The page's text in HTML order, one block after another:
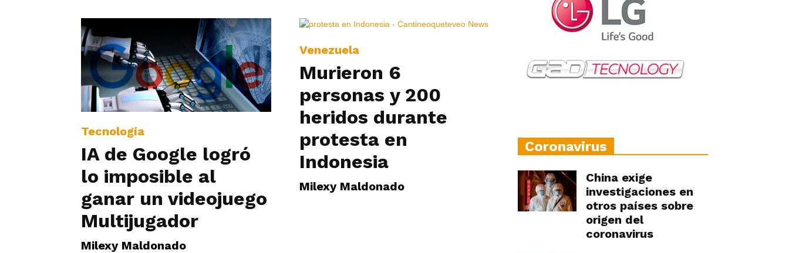
Tecnología
IA de Google logró
lo imposible al
ganar un videojuego
Multijugador
Milexy Maldonado
Venezuela
Murieron 6
personas y 200
heridos durante
protesta en
Indonesia
Milexy Maldonado
Coronavirus
China exige
investigaciones en
otros países sobre
origen del
coronavirus